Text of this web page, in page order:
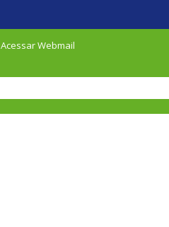
Acessar Webmail